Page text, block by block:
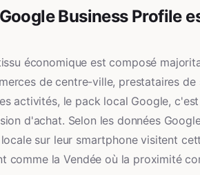
Business Profile
économique est composé
de centre-ville, prestataires
activités, le pack local Google,
d'achat. Selon les données
sur leur smartphone visitent
comme la Vendée où la proximité